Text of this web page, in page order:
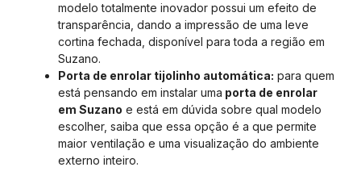
modelo totalmente inovador possui um efeito de
transparência, dando a impressão de uma leve
cortina fechada, disponível para toda a região em
Suzano.
Porta de enrolar tijolinho automática: para quem
está pensando em instalar uma porta de enrolar
em Suzano e está em dúvida sobre qual modelo
escolher, saiba que essa opção é a que permite
maior ventilação e uma visualização do ambiente
externo inteiro.